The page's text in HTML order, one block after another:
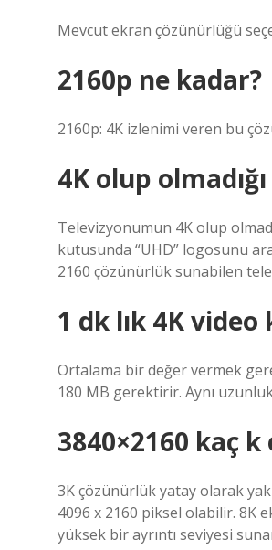
Mevcut ekran çözünürlüğü
2160p ne kadar?
2160p: 4K izlenimi veren bu
4K olup
Televizyonumun 4K olup
kutusunda “UHD” logosunu
2160 çözünürlük sunabilen
1 dk lık 4K video
Ortalama bir değer vermek
180 MB gerektirir. Aynı
3840×2160 kaç
3K çözünürlük yatay olarak
4096 x 2160 piksel olabilir. 8K
yüksek bir ayrıntı seviyesi